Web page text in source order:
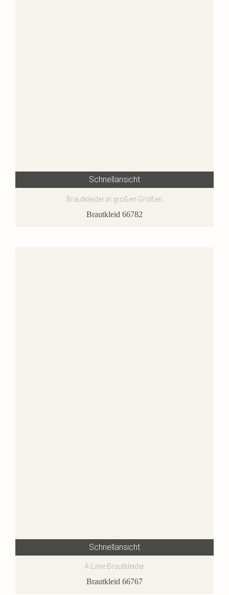
Schnellansicht
Brautkleider in großen Größen
Brautkleid 66782
Schnellansicht
A-Linie Brautkleider
Brautkleid 66767